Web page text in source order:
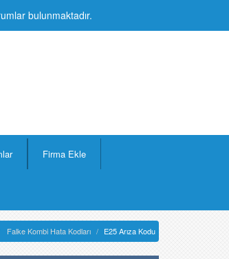
bulunmaktadır.
Firma Ekle
Falke Kombi Hata Kodları E25 Arıza Kodu